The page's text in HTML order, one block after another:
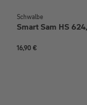
Schwalbe
Smart Sam HS
16,90 €